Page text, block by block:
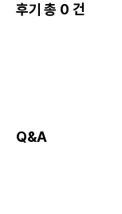
후기 총 0 건
Q&A